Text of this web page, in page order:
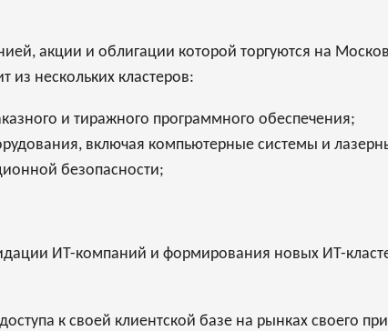
акции и облигации которой торгуются на
из нескольких кластеров:
и тиражного программного обеспечения;
включая компьютерные системы и
безопасности;
ИТ-компаний и формирования новых ИТ-
к своей клиентской базе на рынках своего